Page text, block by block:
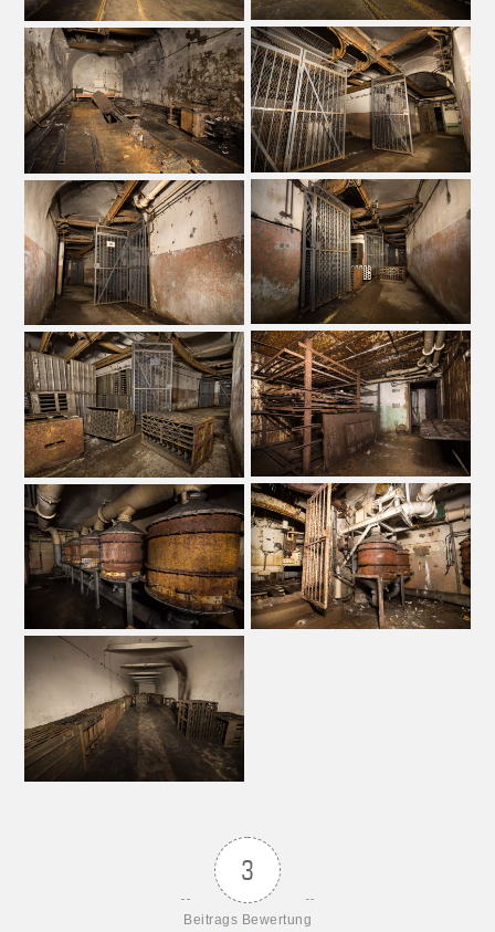
3
Beitrags Bewertung